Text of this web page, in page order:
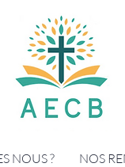
NOUS ? NOS